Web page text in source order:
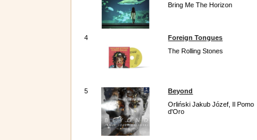
Bring Me The Horizon
4
Foreign Tongues
The Rolling Stones
5
Beyond
Orliński Jakub Józef, Il Pomo
d'Oro